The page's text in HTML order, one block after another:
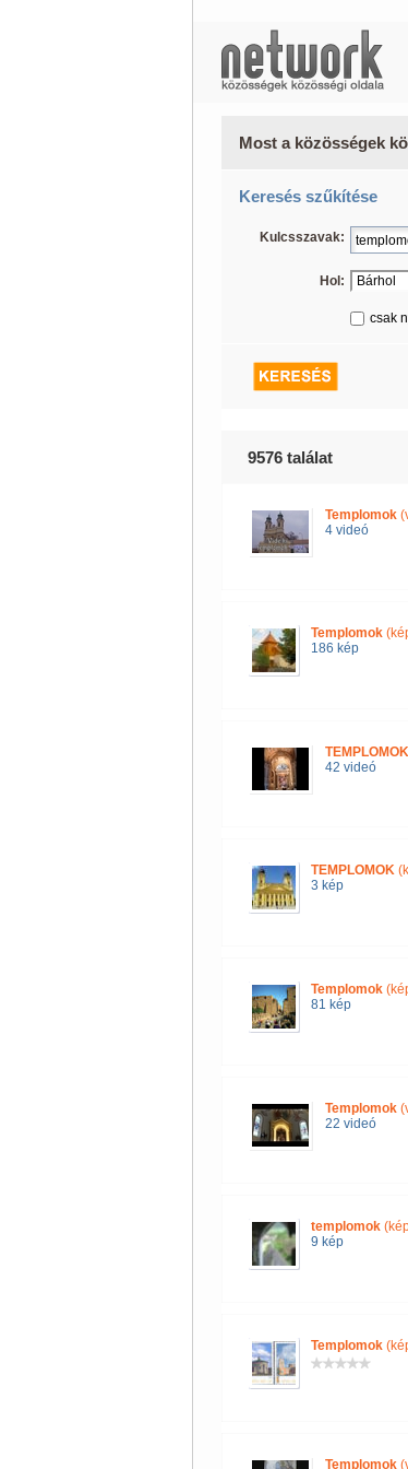
Most a közösségek
Keresés szűkítése
Kulcsszavak:
Hol:
csak
9576 találat
Templomok
4 videó
Templomok
186 kép
TEMPLOMOK
42 videó
TEMPLOMOK
3 kép
Templomok
81 kép
Templomok
22 videó
templomok
9 kép
Templomok
Templomok